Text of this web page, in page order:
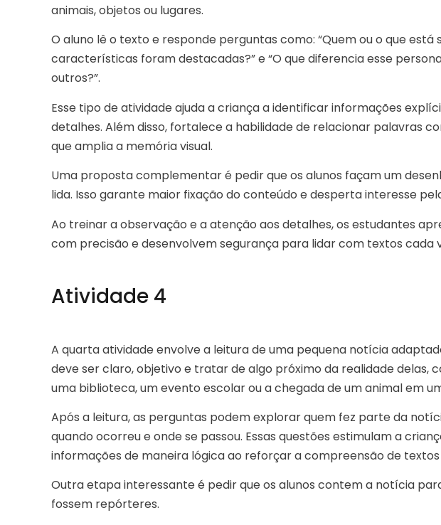
animais, objetos ou lugares.
O aluno lê o texto e responde perguntas como: “Quem ou o que está
características foram destacadas?” e “O que diferencia esse
outros?”.
Esse tipo de atividade ajuda a criança a identificar informações
detalhes. Além disso, fortalece a habilidade de relacionar palavras
que amplia a memória visual.
Uma proposta complementar é pedir que os alunos façam um
lida. Isso garante maior fixação do conteúdo e desperta interesse
Ao treinar a observação e a atenção aos detalhes, os estudantes
com precisão e desenvolvem segurança para lidar com textos cada
Atividade 4
A quarta atividade envolve a leitura de uma pequena notícia
deve ser claro, objetivo e tratar de algo próximo da realidade delas,
uma biblioteca, um evento escolar ou a chegada de um animal em
Após a leitura, as perguntas podem explorar quem fez parte da
quando ocorreu e onde se passou. Essas questões estimulam a
informações de maneira lógica ao reforçar a compreensão de
Outra etapa interessante é pedir que os alunos contem a notícia
fossem repórteres.